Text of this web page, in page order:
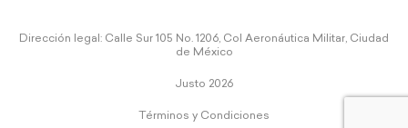
Dirección legal: Calle Sur 105 No. 1206, Col Aeronáutica Militar, Ciudad
de México
Justo 2026
Términos y Condiciones